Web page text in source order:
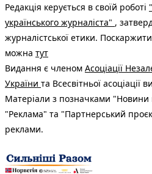
Редакція керується в своїй роботі
українського журналіста" ,
журналістської етики.
можна тут
Видання є членом Асоціації
України та Всесвітньої асоціації
Матеріали з позначками
"Реклама" та "Партнерський
реклами.